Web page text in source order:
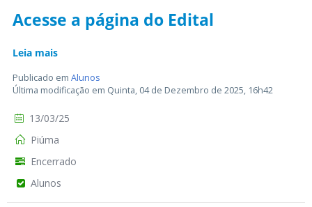
Acesse a página do Edital
Leia mais
Publicado em Alunos
Última modificação em Quinta, 04 de Dezembro de 2025, 16h42
13/03/25
Piúma
Encerrado
Alunos